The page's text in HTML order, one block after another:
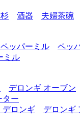
酒器 夫婦茶碗
ッパーミル
ペッ
ミル
デロンギ オーブン
ター
デロンギ
デロンギ